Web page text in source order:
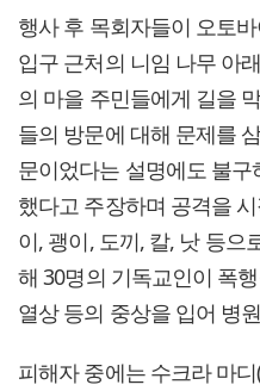
행사 후 목회자들이 오토
입구 근처의 니임 나무 아
의 마을 주민들에게 길을
들의 방문에 대해 문제를
문이었다는 설명에도 불
했다고 주장하며 공격을
이, 괭이, 도끼, 칼, 낫 등으
해 30명의 기독교인이 폭
열상 등의 중상을 입어 병
피해자 중에는 수크라 마